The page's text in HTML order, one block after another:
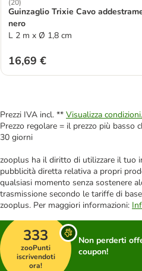
(20)
Guinzaglio Trixie Cavo
nero
L 2 m x Ø 1,8 cm
16,69 €
Prezzi IVA incl. ** Visualizza condizioni.
Prezzo regolare = il prezzo più basso
30 giorni
zooplus ha il diritto di utilizzare il tuo
pubblicità diretta relativa a propri
qualsiasi momento senza sostenere
trasmissione secondo le tariffe di
zooplus. Per maggiori informazioni:
333
zooPunti
iscrivendoti
ora!
Non perderti
coupon!